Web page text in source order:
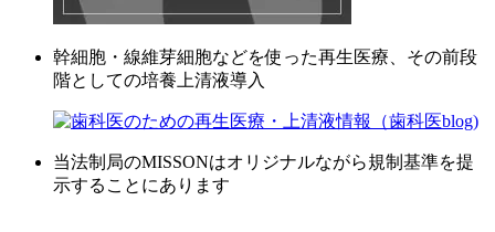
幹細胞・線維芽細胞などを使った再生医療、その前段
階としての培養上清液導入
当法制局のMISSONはオリジナルながら規制基準を提
示することにあります